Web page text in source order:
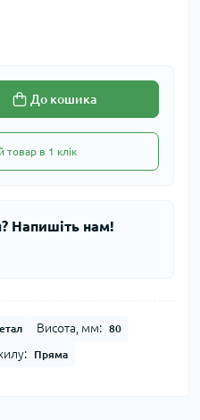
До кошика
товар в 1 клік
Напишіть нам!
Висота, мм: 80
Пряма